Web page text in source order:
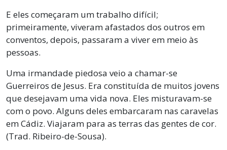
E eles começaram um trabalho difícil;
primeiramente, viveram afastados dos outros em
conventos, depois, passaram a viver em meio às
pessoas.
Uma irmandade piedosa veio a chamar-se
Guerreiros de Jesus. Era constituída de muitos jovens
que desejavam uma vida nova. Eles misturavam-se
com o povo. Alguns deles embarcaram nas caravelas
em Cádiz. Viajaram para as terras das gentes de cor.
(Trad. Ribeiro-de-Sousa).